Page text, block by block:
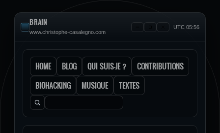
BRAIN
www.christophe-casalegno.com
UTC 05:56
HOME BLOG QUI SUIS-JE ?
CONTRIBUTIONS
BIOHACKING
MUSIQUE TEXTES
Rechercher :